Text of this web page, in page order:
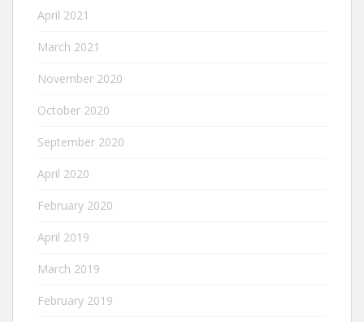
April 2021
March 2021
November 2020
October 2020
September 2020
April 2020
February 2020
April 2019
March 2019
February 2019